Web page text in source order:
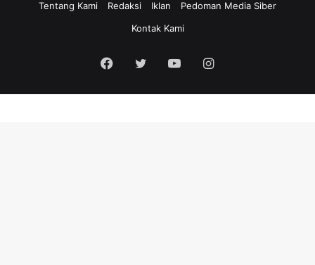
Tentang Kami
Redaksi Iklan
Pedoman Media Siber
Kontak Kami
Facebook
Twitter YouTubeInstagram